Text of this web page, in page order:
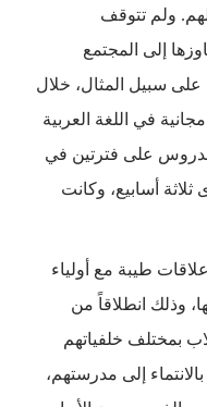
ولم تتوقف
إلى المجتمع
سبيل المثال، خلال
في اللغة العربية
على فترتين في
ثلاثة أسابيع، وكانت
طيبة مع أولياء
وذلك انطلاقاً من
بمختلف خلفياتهم
إلى مدرستهم،